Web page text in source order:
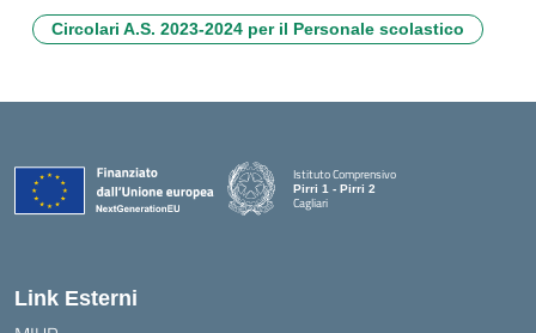
Circolari A.S. 2023-2024 per il Personale scolastico
Istituto Comprensivo
Pirri 1 - Pirri 2
Cagliari
— Visita la pagina iniziale della scuola
Link Esterni